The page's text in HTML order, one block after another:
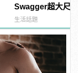
Swagger超大尺
紅海鮮通通有，
結！ |
生活話題